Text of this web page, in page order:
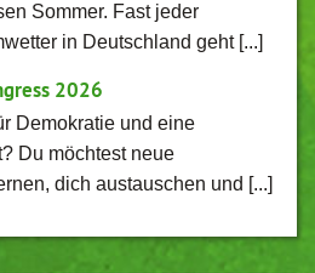
Sommer. Fast jeder
in Deutschland geht [...]
2026
Demokratie und eine
Du möchtest neue
dich austauschen und [...]